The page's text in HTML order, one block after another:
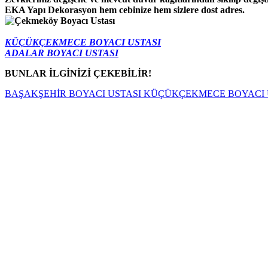
EKA Yapı Dekorasyon hem cebinize hem sizlere dost adres.
KÜÇÜKÇEKMECE BOYACI USTASI
ADALAR BOYACI USTASI
BUNLAR İLGİNİZİ ÇEKEBİLİR!
BAŞAKŞEHİR BOYACI USTASI KÜÇÜKÇEKMECE BOYACI